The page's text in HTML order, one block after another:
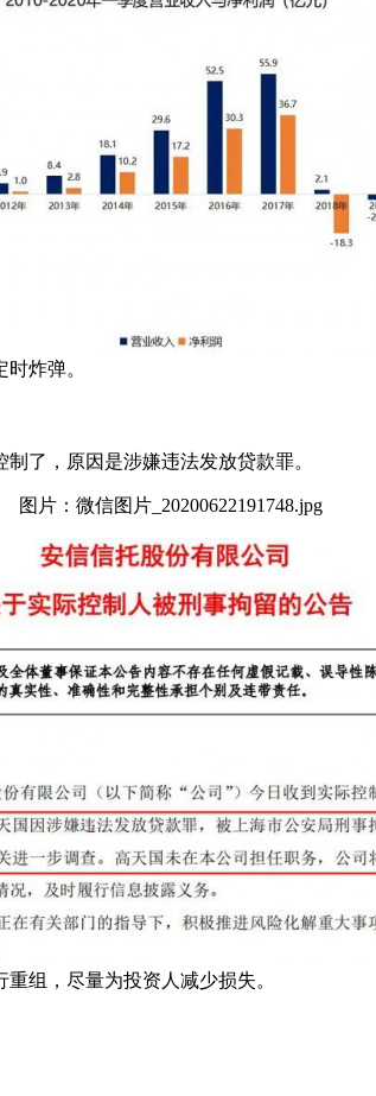
炸弹。
了，原因是涉嫌违法发放贷款罪。
图片：微信图片_20200622191748.jpg
组，尽量为投资人减少损失。